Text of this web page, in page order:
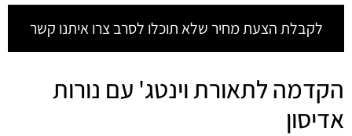
לקבלת הצעת מחיר שלא תוכלו לסרב צרו איתנו קשר
הקדמה לתאורת וינטג' עם נורות
אדיסון